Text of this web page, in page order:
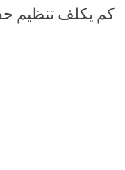
كم يكلف تنظيم